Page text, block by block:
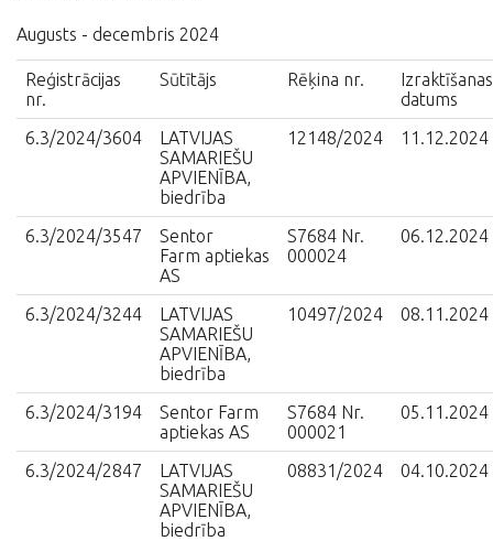
Augusts - decembris 2024
Reģistrācijas
nr.
Sūtītājs Rēķina nr.
Izraktīšanas
datums
6.3/2024/3604
LATVIJAS
SAMARIEŠU
APVIENĪBA,
biedrība
12148/2024 11.12.2024
6.3/2024/3547
Sentor
Farm aptiekas
AS
S7684 Nr.
000024
06.12.2024
6.3/2024/3244
LATVIJAS
SAMARIEŠU
APVIENĪBA,
biedrība
10497/2024 08.11.2024
6.3/2024/3194
Sentor Farm
aptiekas AS
S7684 Nr.
000021
05.11.2024
6.3/2024/2847
LATVIJAS
SAMARIEŠU
APVIENĪBA,
biedrība
08831/2024 04.10.2024